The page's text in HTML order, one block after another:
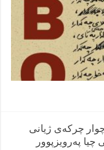
چرکەی ژیانی
پەرویزپوور